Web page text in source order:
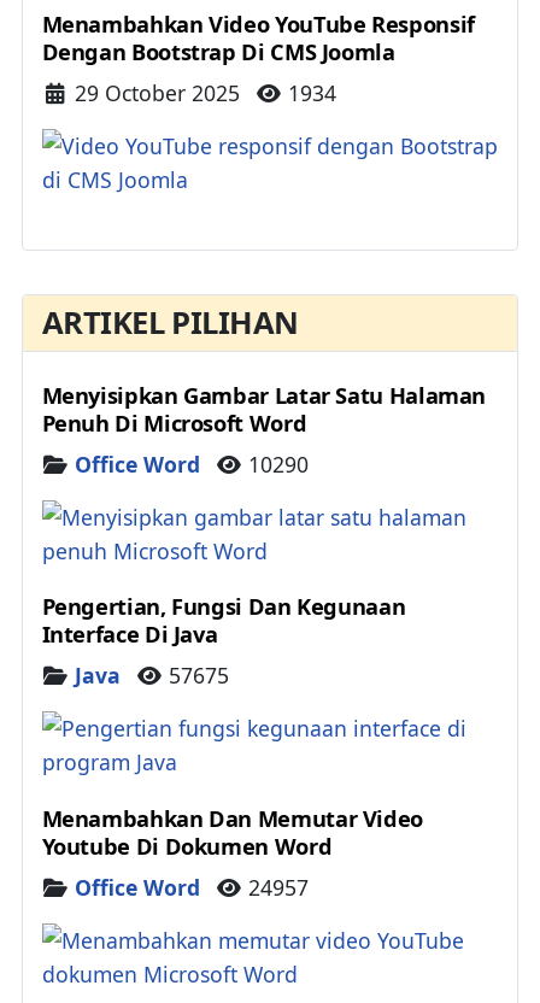
ARTIKEL PILIHAN
Menyisipkan Gambar Latar Satu Halaman
Penuh Di Microsoft Word
DetailsOffice Word 10290
Pengertian, Fungsi Dan Kegunaan
Interface Di Java
Details
Java 57675
Menambahkan Dan Memutar Video
Youtube Di Dokumen Word
DetailsOffice Word 24957
Menambahkan Video YouTube Responsif
Dengan Bootstrap Di CMS Joomla
Details
29 October 2025 1934